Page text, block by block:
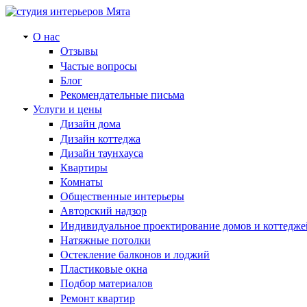
О нас
Отзывы
Частые вопросы
Блог
Рекомендательные письма
Услуги и цены
Дизайн дома
Дизайн коттеджа
Дизайн таунхауса
Квартиры
Комнаты
Общественные интерьеры
Авторский надзор
Индивидуальное проектирование домов и
Натяжные потолки
Остекление балконов и лоджий
Пластиковые окна
Подбор материалов
Ремонт квартир